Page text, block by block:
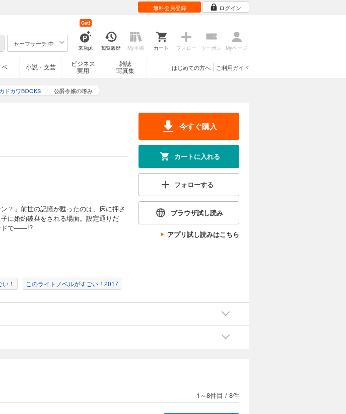
無料会員登録 ログイン
セーフサーチ 中
来店pt
Get!
閲覧履歴 My本棚 カート フォロー クーポン Myページ
ベ 小説・文芸
ビジネス
実用
雑誌
写真集
ご利用ガイド
はじめての方へ
カドカワBOOKS 公爵令嬢の嗜み
？」前世の記憶が甦ったのは、床に押さ
に婚約破棄をされる場面。設定通りだ
ドで――!?
今すぐ購入
カートに入れる
フォローする
ブラウザ試し読み
アプリ試し読みはこちら
！ このライトノベルがすごい！2017
1～8件目 / 8件